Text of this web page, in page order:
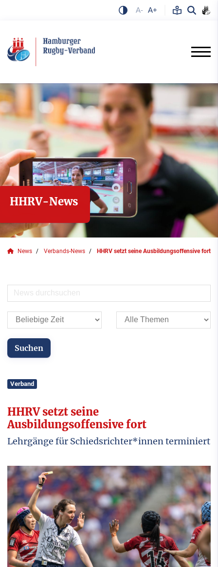
A- A+
HHRV-News
News Verbands-News HHRV setzt seine Ausbildungsoffensive fort
Verband
HHRV setzt seine
Ausbildungsoffensive fort
Lehrgänge für Schiedsrichter*innen terminiert